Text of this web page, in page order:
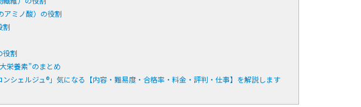
アミノ酸）の役割
割
役割
栄養素”のまとめ
ンシェルジュ®」気になる【内容・難易度・合格率・料金・評判・仕事】を解説します